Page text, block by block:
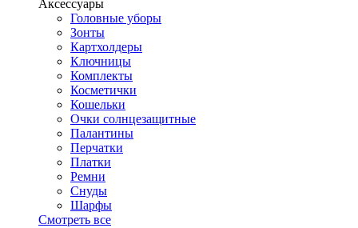
Аксессуары
Головные уборы
Зонты
Картхолдеры
Ключницы
Комплекты
Косметички
Кошельки
Очки солнцезащитные
Палантины
Перчатки
Платки
Ремни
Снуды
Шарфы
Смотреть все